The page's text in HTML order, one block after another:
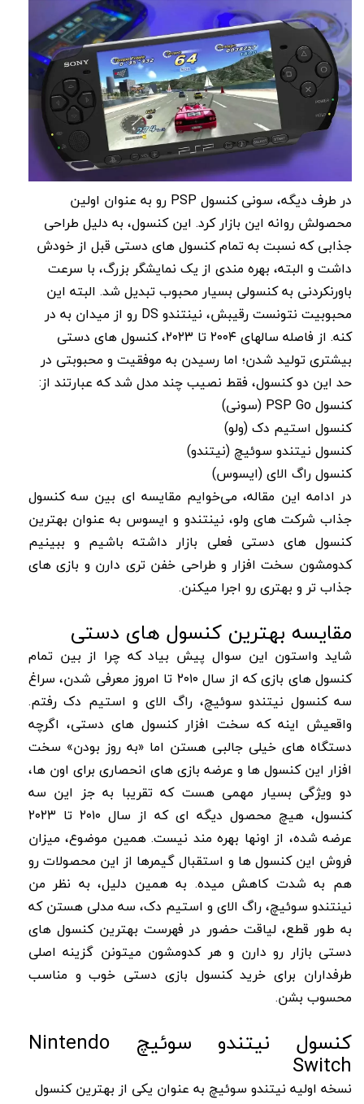
در طرف دیگه، سونی کنسول PSP رو به عنوان اولین
محصولش روانه این بازار کرد. این کنسول، به دلیل طراحی
جذابی که نسبت به تمام کنسول های دستی قبل از خودش
داشت و البته، بهره مندی از یک نمایشگر بزرگ، با سرعت
باورنکردنی به کنسولی بسیار محبوب تبدیل شد. البته این
محبوبیت نتونست رقیبش، نینتندو DS رو از میدان به در
کنه. از فاصله سالهای ۲۰۰۴ تا ۲۰۲۳، کنسول های دستی
بیشتری تولید شدن؛ اما رسیدن به موفقیت و محبوبتی در
حد این دو کنسول، فقط نصیب چند مدل شد که عبارتند از:
کنسول PSP Go (سونی)
کنسول استیم دک (ولو)
کنسول نیتندو سوئیچ (نیتندو)
کنسول راگ الای (ایسوس)
در ادامه این مقاله، می‌خوایم مقایسه ای بین سه کنسول
جذاب شرکت های ولو، نینتندو و ایسوس به عنوان بهترین
کنسول های دستی فعلی بازار داشته باشیم و ببینیم
کدومشون سخت افزار و طراحی خفن تری دارن و بازی های
جذاب تر و بهتری رو اجرا میکنن.
مقایسه بهترین کنسول های دستی
شاید واستون این سوال پیش بیاد که چرا از بین تمام
کنسول های بازی که از سال ۲۰۱۰ تا امروز معرفی شدن، سراغ
سه کنسول نیتندو سوئیچ، راگ الای و استیم دک رفتم.
واقعیش اینه که سخت افزار کنسول های دستی، اگرچه
دستگاه های خیلی جالبی هستن اما «به روز بودن» سخت
افزار این کنسول ها و عرضه بازی های انحصاری برای اون ها،
دو ویژگی بسیار مهمی هست که تقریبا به جز این سه
کنسول، هیچ محصول دیگه ای که از سال ۲۰۱۰ تا ۲۰۲۳
عرضه شده، از اونها بهره مند نیست. همین موضوع، میزان
فروش این کنسول ها و استقبال گیمرها از این محصولات رو
هم به شدت کاهش میده. به همین دلیل، به نظر من
نینتندو سوئیچ، راگ الای و استیم دک، سه مدلی هستن که
به طور قطع، لیاقت حضور در فهرست بهترین کنسول های
دستی بازار رو دارن و هر کدومشون میتونن گزینه اصلی
طرفداران برای خرید کنسول بازی دستی خوب و مناسب
محسوب بشن.
کنسول نیتندو سوئیچ Nintendo
Switch
نسخه اولیه نیتندو سوئیچ به عنوان یکی از بهترین کنسول